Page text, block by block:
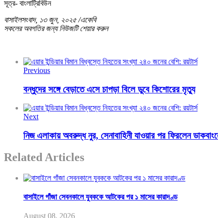
সূত্র- বাংলাট্রিবিউন
বাসাইলসংবাদ, ১৩ জুন, ২০২৫ /একেবি
সকলের অবগতির জন্য নিউজটি শেয়ার করুন
Previous
বন্ধুদের সঙ্গে বেড়াতে এসে চাপড়া বিলে ডুবে কিশোরের মৃত্যু
Next
নিজ এলাকায় অবরুদ্ধ নুর, সেনাবাহিনী যাওয়ার পর ফিরলেন
Related Articles
বাসাইলে গাঁজা সেবনকালে যুবককে আটকের পর ১ মাসের কারাদণ্ড
August 08, 2026